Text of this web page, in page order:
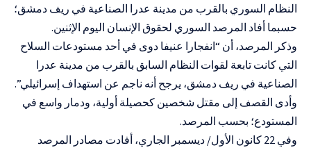
النظام السوري بالقرب من مدينة عدرا الصناعية في ريف دمشق؛
حسبما أفاد المرصد السوري لحقوق الإنسان اليوم الإثنين.
وذكر المرصد، أن “انفجارا عنيفا دوى في أحد مستودعات السلاح
التي كانت تابعة لقوات النظام السابق بالقرب من مدينة عدرا
الصناعية في ريف دمشق، يرجح أنه ناجم عن استهداف إسرائيلي”.
وأدى القصف إلى مقتل شخصين كحصيلة أولية، ودمار واسع في
المستودع؛ بحسب المرصد.
وفي 22 كانون الأول/ ديسمبر الجاري، أفادت مصادر المرصد